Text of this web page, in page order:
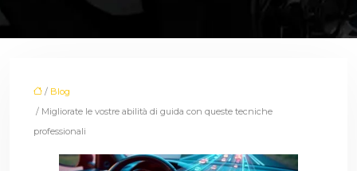
/ Blog
/ Migliorate le vostre abilità di guida con queste tecniche
professionali